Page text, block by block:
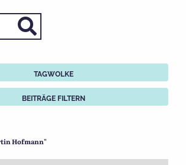
TAGWOLKE
BEITRÄGE FILTERN
Hofmann"